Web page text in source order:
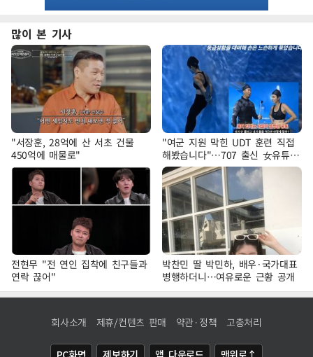
많이 본 기사
"서장훈, 28억에 산 서초 건물
450억에 매물로"
"여군 지원 막힌 UDT 훈련 직접
해봤습니다"…707 출신 女유튜버
'완벽 소화'
전현무 "전 연인 집착에 친구들과
연락 끊어"
박찬민 딸 박민하, 배우·국가대표
병행하더니…여유로운 근황 공개
회사소개 제휴/컨텐츠 판매 약관·정책 고충처리
PC화면 제보하기 앱 다운로드 맨위로↑